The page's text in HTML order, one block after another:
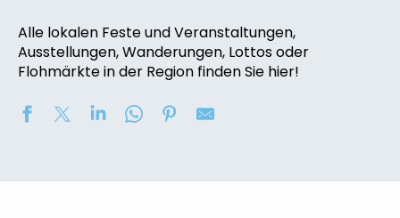
Alle lokalen Feste und Veranstaltungen,
Ausstellungen, Wanderungen, Lottos oder
Flohmärkte in der Region finden Sie hier!